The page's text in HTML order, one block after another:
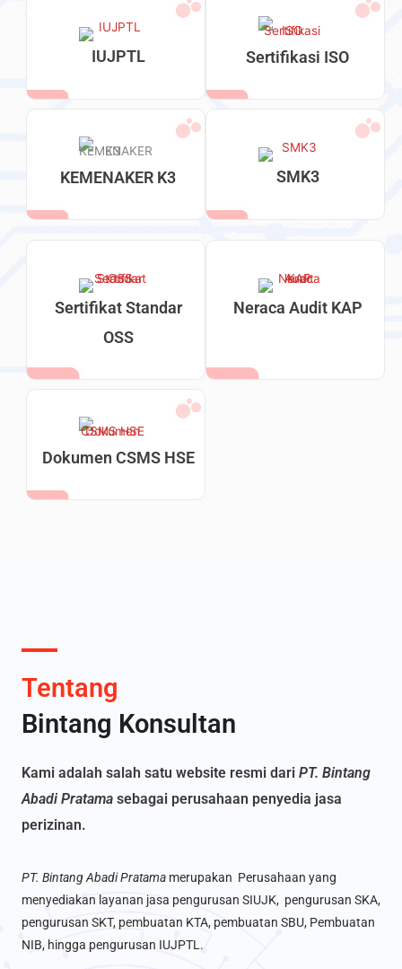
IUJPTL Sertifikasi ISO
KEMENAKER K3 SMK3
Sertifikat Standar
OSS
Neraca Audit KAP
Dokumen CSMS HSE
Tentang
Bintang Konsultan
Kami adalah salah satu website resmi dari PT. Bintang
Abadi Pratama sebagai perusahaan penyedia jasa
perizinan.
PT. Bintang Abadi Pratama merupakan Perusahaan yang
menyediakan layanan jasa pengurusan SIUJK, pengurusan SKA,
pengurusan SKT, pembuatan KTA, pembuatan SBU, Pembuatan
NIB, hingga pengurusan IUJPTL.